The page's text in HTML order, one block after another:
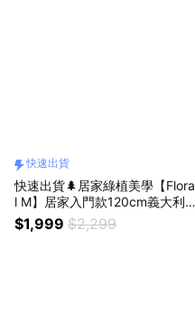
快速出貨
快速出貨🌲居家綠植美學【Flora
l M】居家入門款120cm義大利
橄欖樹室內仿真植栽
$1,999 $2,299